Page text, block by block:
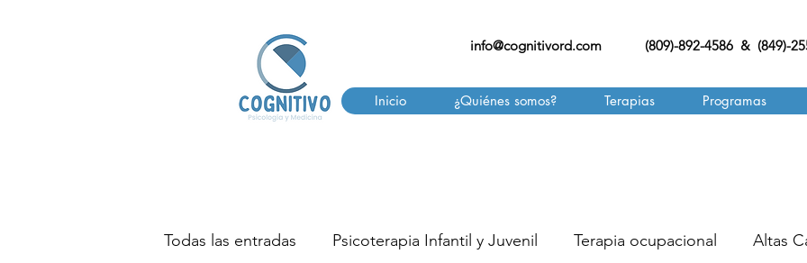
info@cognitivord.com (809)-892-4586 & (849)-
Inicio ¿Quiénes somos? Terapias Programas
Todas las entradas Psicoterapia Infantil y Juvenil Terapia ocupacional Altas